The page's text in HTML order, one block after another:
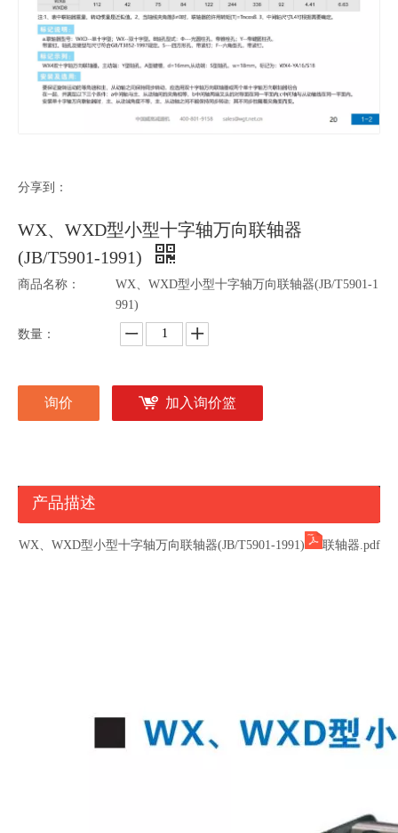
分享到：
WX、WXD型小型十字轴万向联轴器
(JB/T5901-1991)
商品名称：
WX、WXD型小型十字轴万向联轴器(JB/T5901-1
991)
数量：
询价 加入询价篮
产品描述
WX、WXD型小型十字轴万向联轴器(JB/T5901-1991) 联轴器.pdf